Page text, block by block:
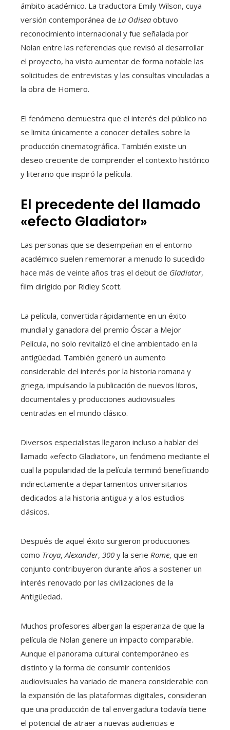
ámbito académico. La traductora Emily Wilson, cuya
versión contemporánea de La Odisea obtuvo
reconocimiento internacional y fue señalada por
Nolan entre las referencias que revisó al desarrollar
el proyecto, ha visto aumentar de forma notable las
solicitudes de entrevistas y las consultas vinculadas a
la obra de Homero.
El fenómeno demuestra que el interés del público no
se limita únicamente a conocer detalles sobre la
producción cinematográfica. También existe un
deseo creciente de comprender el contexto histórico
y literario que inspiró la película.
El precedente del llamado
«efecto Gladiator»
Las personas que se desempeñan en el entorno
académico suelen rememorar a menudo lo sucedido
hace más de veinte años tras el debut de Gladiator,
film dirigido por Ridley Scott.
La película, convertida rápidamente en un éxito
mundial y ganadora del premio Óscar a Mejor
Película, no solo revitalizó el cine ambientado en la
antigüedad. También generó un aumento
considerable del interés por la historia romana y
griega, impulsando la publicación de nuevos libros,
documentales y producciones audiovisuales
centradas en el mundo clásico.
Diversos especialistas llegaron incluso a hablar del
llamado «efecto Gladiator», un fenómeno mediante el
cual la popularidad de la película terminó beneficiando
indirectamente a departamentos universitarios
dedicados a la historia antigua y a los estudios
clásicos.
Después de aquel éxito surgieron producciones
como Troya,Alexander, 300 y la serie Rome, que en
conjunto contribuyeron durante años a sostener un
interés renovado por las civilizaciones de la
Antigüedad.
Muchos profesores albergan la esperanza de que la
película de Nolan genere un impacto comparable.
Aunque el panorama cultural contemporáneo es
distinto y la forma de consumir contenidos
audiovisuales ha variado de manera considerable con
la expansión de las plataformas digitales, consideran
que una producción de tal envergadura todavía tiene
el potencial de atraer a nuevas audiencias e